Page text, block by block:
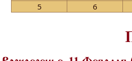
5
6